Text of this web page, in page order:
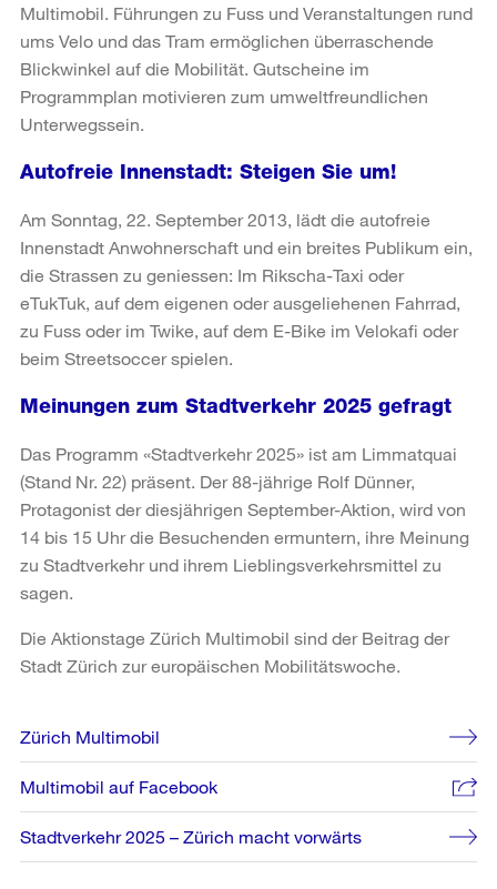
Multimobil. Führungen zu Fuss und Veranstaltungen rund
ums Velo und das Tram ermöglichen überraschende
Blickwinkel auf die Mobilität. Gutscheine im
Programmplan motivieren zum umweltfreundlichen
Unterwegssein.
Autofreie Innenstadt: Steigen Sie um!
Am Sonntag, 22. September 2013, lädt die autofreie
Innenstadt Anwohnerschaft und ein breites Publikum ein,
die Strassen zu geniessen: Im Rikscha-Taxi oder
eTukTuk, auf dem eigenen oder ausgeliehenen Fahrrad,
zu Fuss oder im Twike, auf dem E-Bike im Velokafi oder
beim Streetsoccer spielen.
Meinungen zum Stadtverkehr 2025 gefragt
Das Programm «Stadtverkehr 2025» ist am Limmatquai
(Stand Nr. 22) präsent. Der 88-jährige Rolf Dünner,
Protagonist der diesjährigen September-Aktion, wird von
14 bis 15 Uhr die Besuchenden ermuntern, ihre Meinung
zu Stadtverkehr und ihrem Lieblingsverkehrsmittel zu
sagen.
Die Aktionstage Zürich Multimobil sind der Beitrag der
Stadt Zürich zur europäischen Mobilitätswoche.
Weitere
Informationen
Zürich Multimobil
Multimobil auf Facebook
Stadtverkehr 2025 – Zürich macht vorwärts